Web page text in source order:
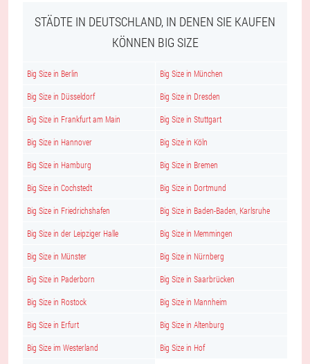
STÄDTE IN DEUTSCHLAND, IN DENEN SIE KAUFEN
KÖNNEN BIG SIZE
Big Size in Berlin Big Size in München
Big Size in Düsseldorf Big Size in Dresden
Big Size in Frankfurt am Main Big Size in Stuttgart
Big Size in Hannover Big Size in Köln
Big Size in Hamburg Big Size in Bremen
Big Size in Cochstedt Big Size in Dortmund
Big Size in Friedrichshafen Big Size in Baden-Baden, Karlsruhe
Big Size in der Leipziger Halle Big Size in Memmingen
Big Size in Münster Big Size in Nürnberg
Big Size in Paderborn Big Size in Saarbrücken
Big Size in Rostock Big Size in Mannheim
Big Size in Erfurt Big Size in Altenburg
Big Size im Westerland Big Size in Hof